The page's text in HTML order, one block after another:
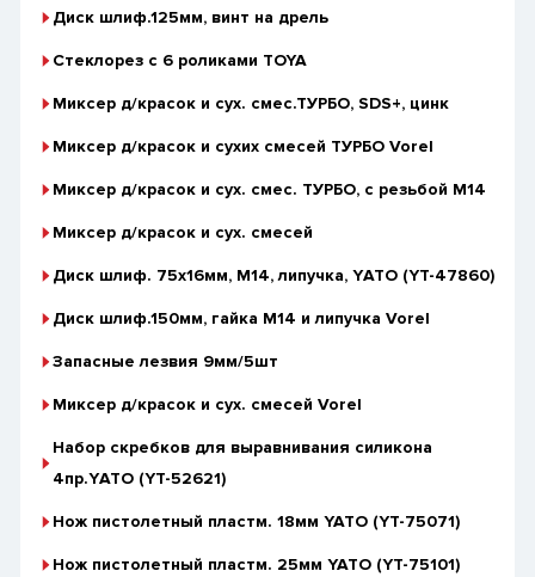
Диск шлиф.125мм, винт на дрель
Стеклорез с 6 роликами TOYA
Миксер д/красок и сух. смес.ТУРБО, SDS+, цинк
Миксер д/красок и сухих смесей ТУРБО Vorel
Миксер д/красок и сух. смес. ТУРБО, с резьбой М14
Миксер д/красок и сух. смесей
Диск шлиф. 75х16мм, М14, липучка, YАТО (YT-47860)
Диск шлиф.150мм, гайка М14 и липучка Vorel
Запасные лезвия 9мм/5шт
Миксер д/красок и сух. смесей Vorel
Набор скребков для выравнивания силикона
4пр.YАТО (YT-52621)
Нож пистолетный пластм. 18мм YATO (YT-75071)
Нож пистолетный пластм. 25мм YATO (YT-75101)